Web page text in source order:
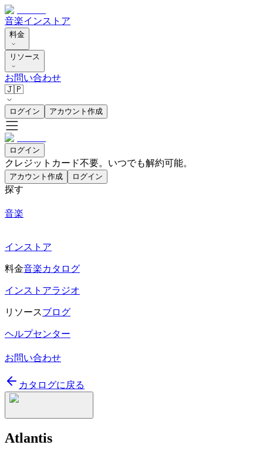
音楽インストア
料金
リソース
お問い合わせ
🇯🇵
ログイン アカウント作成
ログイン
クレジットカード不要。いつでも解約可能。
アカウント作成 ログイン
探す
音楽
インストア
料金音楽カタログ
インストアラジオ
リソースブログ
ヘルプセンター
お問い合わせ
カタログに戻る
Atlantis